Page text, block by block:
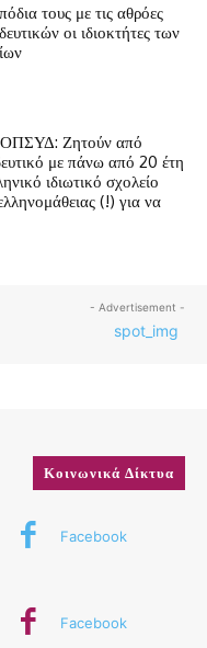
τους με τις αθρόες
οι ιδιοκτήτες των
ΟΠΣΥΔ: Ζητούν από
με πάνω από 20 έτη
ιδιωτικό σχολείο
(!) για να
- Advertisement -
Κοινωνικά Δίκτυα
Facebook
Facebook